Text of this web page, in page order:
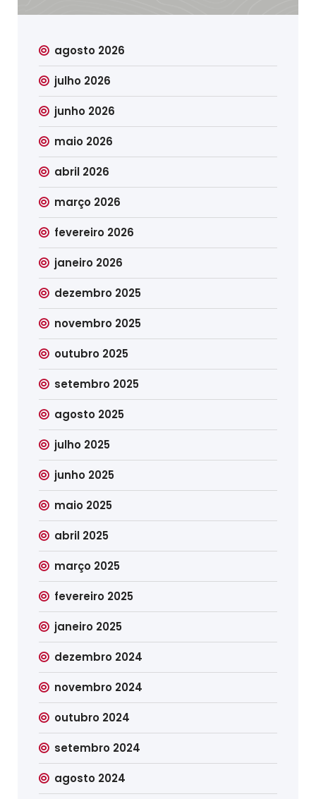
agosto 2026
julho 2026
junho 2026
maio 2026
abril 2026
março 2026
fevereiro 2026
janeiro 2026
dezembro 2025
novembro 2025
outubro 2025
setembro 2025
agosto 2025
julho 2025
junho 2025
maio 2025
abril 2025
março 2025
fevereiro 2025
janeiro 2025
dezembro 2024
novembro 2024
outubro 2024
setembro 2024
agosto 2024